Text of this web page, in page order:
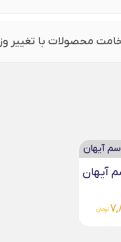
محصولات با تغییر
طلا اسم محمد...